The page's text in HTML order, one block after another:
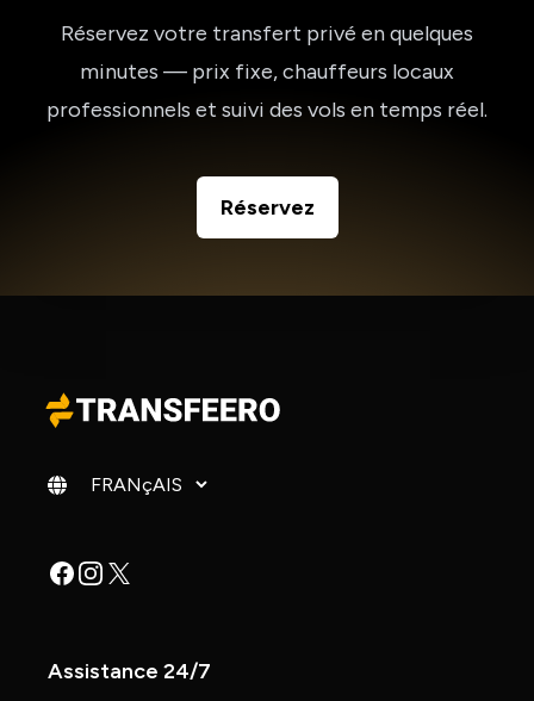
Réservez votre transfert privé en quelques
minutes — prix fixe, chauffeurs locaux
professionnels et suivi des vols en temps réel.
Réservez
Changer de langue
Facebook
Instagram
X
Assistance 24/7